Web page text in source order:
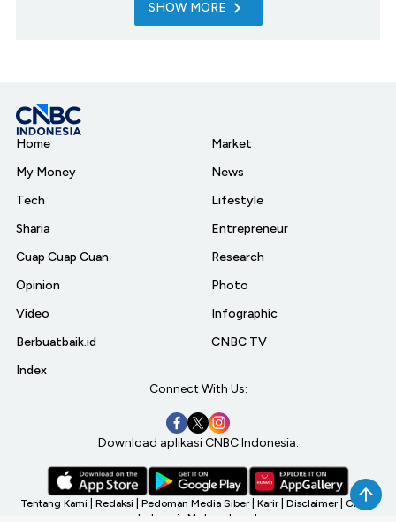
SHOW MORE
Home
My Money
Tech
Sharia
Cuap Cuap Cuan
Opinion
Video
Berbuatbaik.id
Index
Market
News
Lifestyle
Entrepreneur
Research
Photo
Infographic
CNBC TV
Connect With Us:
Download aplikasi CNBC Indonesia:
Tentang Kami Redaksi Pedoman Media Siber Karir Disclaimer CNBC
Indonesia My Investment